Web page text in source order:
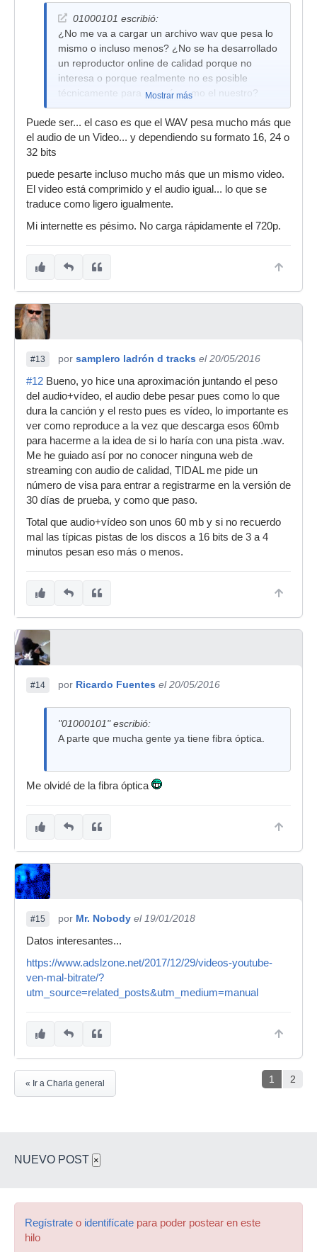
01000101 escribió:
¿No me va a cargar un archivo wav que pesa lo
mismo o incluso menos? ¿No se ha desarrollado
un reproductor online de calidad porque no
interesa o porque realmente no es posible
técnicamente para un país como el nuestro?
Mostrar más
Puede ser... el caso es que el WAV pesa mucho más que
el audio de un Video... y dependiendo su formato 16, 24 o
32 bits
puede pesarte incluso mucho más que un mismo video.
El video está comprimido y el audio igual... lo que se
traduce como ligero igualmente.
Mi internette es pésimo. No carga rápidamente el 720p.
#13 por samplero ladrón d tracks el 20/05/2016
#12 Bueno, yo hice una aproximación juntando el peso
del audio+vídeo, el audio debe pesar pues como lo que
dura la canción y el resto pues es vídeo, lo importante es
ver como reproduce a la vez que descarga esos 60mb
para hacerme a la idea de si lo haría con una pista .wav.
Me he guiado así por no conocer ninguna web de
streaming con audio de calidad, TIDAL me pide un
número de visa para entrar a registrarme en la versión de
30 días de prueba, y como que paso.
Total que audio+vídeo son unos 60 mb y si no recuerdo
mal las típicas pistas de los discos a 16 bits de 3 a 4
minutos pesan eso más o menos.
#14 por Ricardo Fuentes el 20/05/2016
"01000101" escribió:
A parte que mucha gente ya tiene fibra óptica.
Me olvidé de la fibra óptica
#15 por Mr. Nobody el 19/01/2018
Datos interesantes...
https://www.adslzone.net/2017/12/29/videos-youtube-
ven-mal-bitrate/?
utm_source=related_posts&utm_medium=manual
1 2
« Ir a Charla general
NUEVO POST ×
Regístrate o identifícate para poder postear en este
hilo